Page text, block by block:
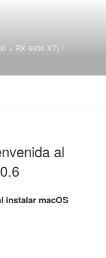
+ RX 6600 XT) /
al
instalar macOS